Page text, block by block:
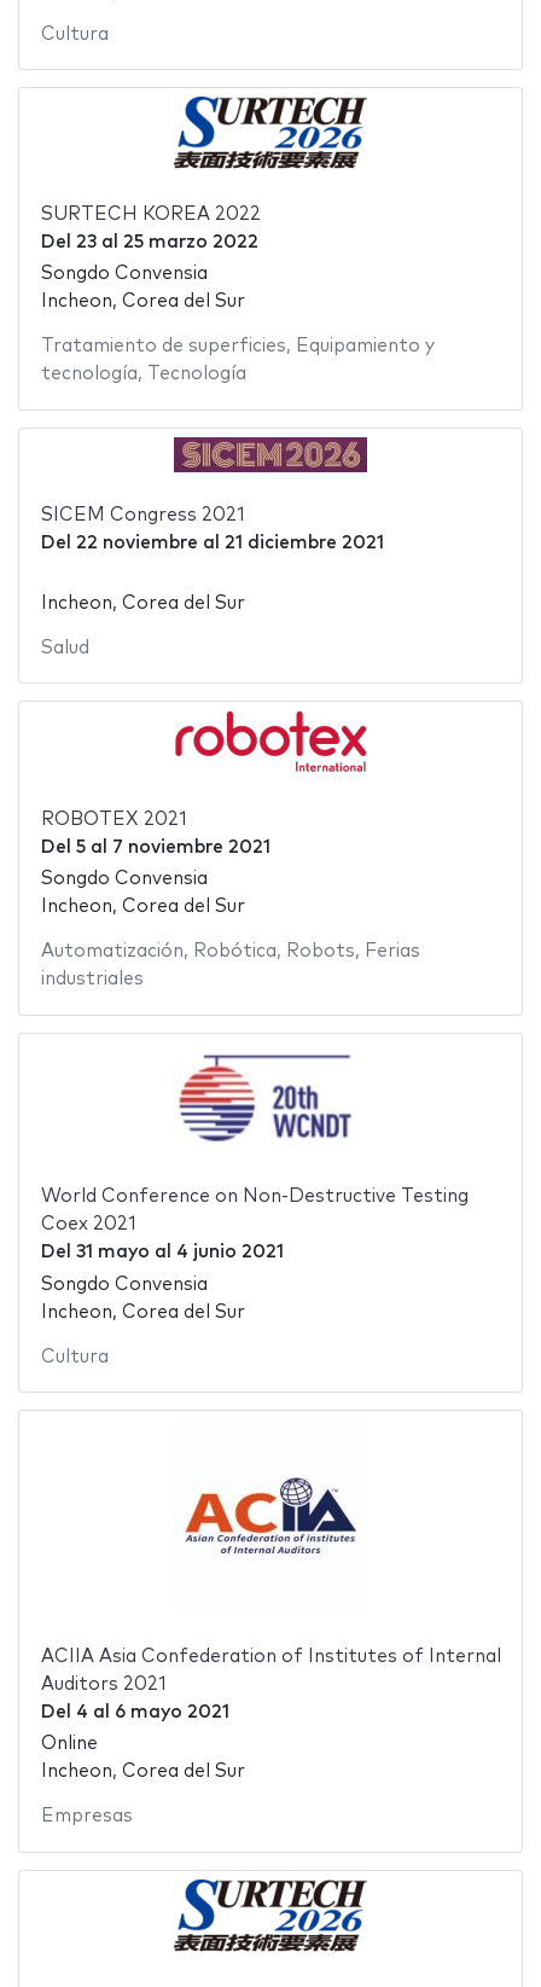
Cultura
SURTECH KOREA 2022
Del 23al 25 marzo 2022
Songdo Convensia
Incheon, Corea del Sur
Tratamiento de superficies, Equipamiento y
tecnología, Tecnología
SICEM Congress 2021
Del 22 noviembre al 21 diciembre 2021
Incheon, Corea del Sur
Salud
ROBOTEX 2021
Del 5al 7 noviembre 2021
Songdo Convensia
Incheon, Corea del Sur
Automatización, Robótica, Robots, Ferias
industriales
World Conference on Non-Destructive Testing
Coex 2021
Del 31 mayo al 4 junio 2021
Songdo Convensia
Incheon, Corea del Sur
Cultura
ACIIA Asia Confederation of Institutes of Internal
Auditors 2021
Del 4 al 6 mayo 2021
Online
Incheon, Corea del Sur
Empresas